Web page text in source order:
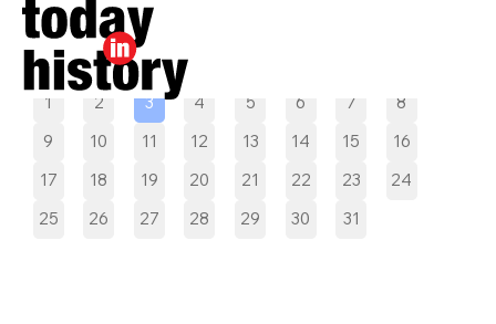
Pilih tanggal
1 2 3 4 5 6 7
8
9
10 11 12 13 14 15
16
17
18 19 20 21 22 23
24
25
26 27 28 29 30 31